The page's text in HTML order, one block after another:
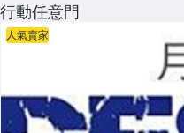
行動任意門
人氣賣家